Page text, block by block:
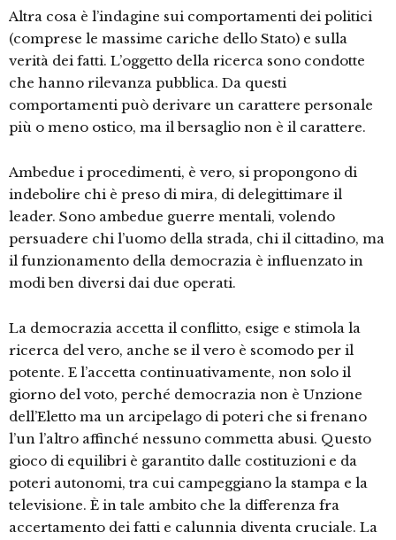
Altra cosa è l’indagine sui comportamenti dei politici
(comprese le massime cariche dello Stato) e sulla
verità dei fatti. L’oggetto della ricerca sono condotte
che hanno rilevanza pubblica. Da questi
comportamenti può derivare un carattere personale
più o meno ostico, ma il bersaglio non è il carattere.
Ambedue i procedimenti, è vero, si propongono di
indebolire chi è preso di mira, di delegittimare il
leader. Sono ambedue guerre mentali, volendo
persuadere chi l’uomo della strada, chi il cittadino, ma
il funzionamento della democrazia è influenzato in
modi ben diversi dai due operati.
La democrazia accetta il conflitto, esige e stimola la
ricerca del vero, anche se il vero è scomodo per il
potente. E l’accetta continuativamente, non solo il
giorno del voto, perché democrazia non è Unzione
dell’Eletto ma un arcipelago di poteri che si frenano
l’un l’altro affinché nessuno commetta abusi. Questo
gioco di equilibri è garantito dalle costituzioni e da
poteri autonomi, tra cui campeggiano la stampa e la
televisione. È in tale ambito che la differenza fra
accertamento dei fatti e calunnia diventa cruciale. La